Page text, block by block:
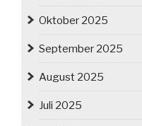
Oktober 2025
September 2025
August 2025
Juli 2025